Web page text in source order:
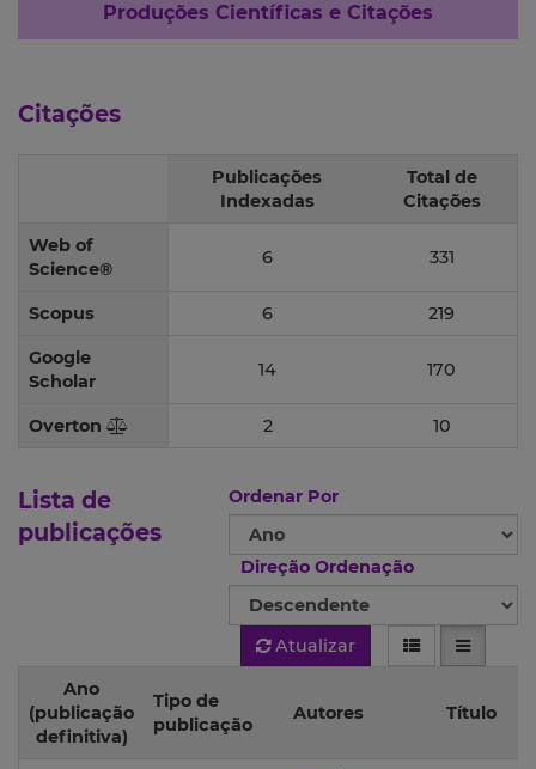
Produções Científicas e Citações
Citações
Publicações
Indexadas
Total de
Citações
Web of
Science®
6 331
Scopus 6 219
Google
Scholar
14 170
Overton 2 10
Ordenar Por
Direção Ordenação
Atualizar
Lista de
publicações
Ano
(publicação
definitiva)
Tipo de
publicação
Autores Título